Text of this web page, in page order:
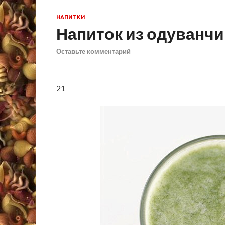
НАПИТКИ
Напиток из
Оставьте комментарий
21